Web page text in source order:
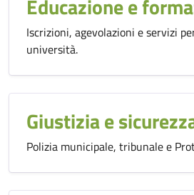
Educazione e
Iscrizioni, agevolazioni e servizi
università.
Giustizia e
Polizia municipale, tribunale e